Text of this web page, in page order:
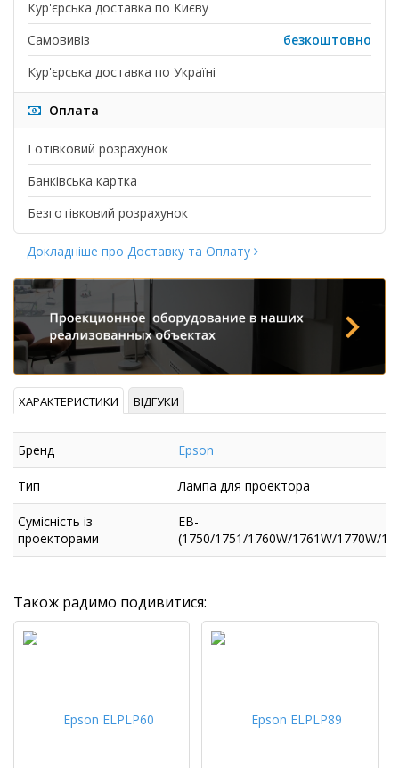
Кур'єрська доставка по Києву
Самовивіз
безкоштовно
Кур'єрська доставка по Україні
Оплата
Готівковий розрахунок
Банківська картка
Безготівковий розрахунок
Докладніше про Доставку та Оплату
ХАРАКТЕРИСТИКИ ВІДГУКИ
Бренд Epson
Тип Лампа для проектора
Сумісність із
проекторами
EB-
(1750/1751/1760W/1761W/1770W/
Також радимо подивитися: